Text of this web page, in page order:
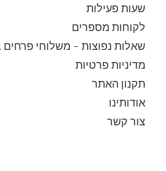
שעות פעילות
לקוחות מספרים
שאלות נפוצות – משלוחי פרחים
מדיניות פרטיות
תקנון האתר
אודותינו
צור קשר